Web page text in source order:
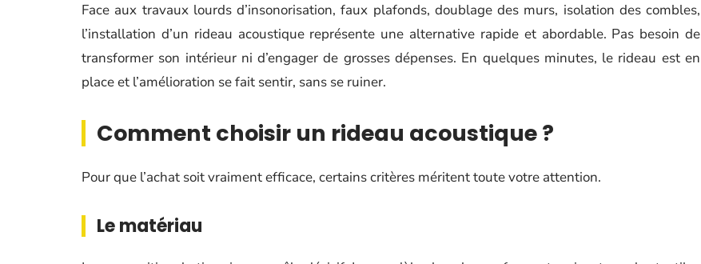
Face aux travaux lourds d’insonorisation, faux plafonds, doublage des murs, isolation des combles,
l’installation d’un rideau acoustique représente une alternative rapide et abordable. Pas besoin de
transformer son intérieur ni d’engager de grosses dépenses. En quelques minutes, le rideau est en
place et l’amélioration se fait sentir, sans se ruiner.
Comment choisir un rideau acoustique ?
Pour que l’achat soit vraiment efficace, certains critères méritent toute votre attention.
Le matériau